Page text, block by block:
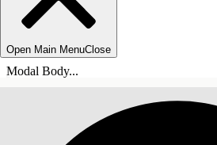
Open Main MenuClose
Modal Body...